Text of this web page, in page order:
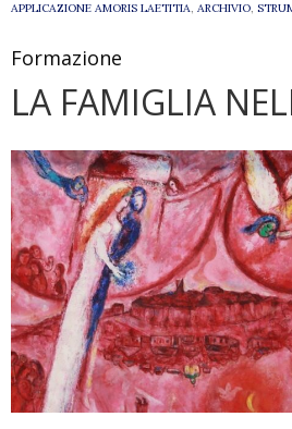
APPLICAZIONE AMORIS LAETITIA, ARCHIVIO,
Formazione
LA FAMIGLIA